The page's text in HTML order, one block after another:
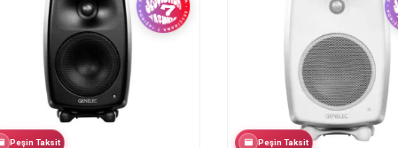
Peşin Taksit Peşin Taksit